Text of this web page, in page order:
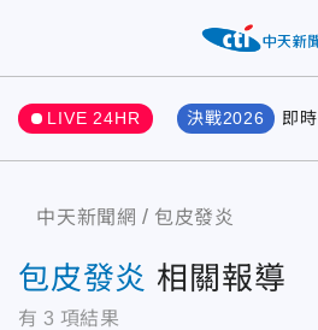
LIVE 24HR 決戰2026 即時
中天新聞網 包皮發炎
包皮發炎 相關報導
有 3 項結果